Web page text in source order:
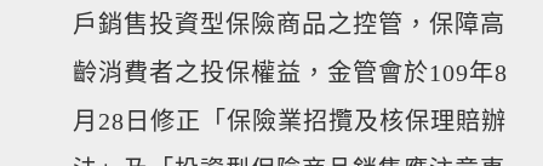
戶銷售投資型保險商品之控管，保障高
齡消費者之投保權益，金管會於109年8
月28日修正「保險業招攬及核保理賠辦